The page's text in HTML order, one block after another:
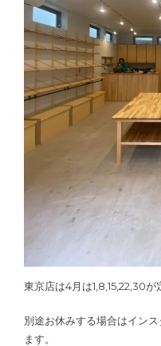
東京店は4月は1,8,15,22,30が
別途お休みする場合はイン
ます。